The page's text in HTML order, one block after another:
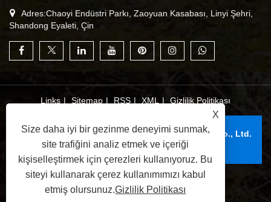
Adres:Chaoyi Endüstri Parkı, Zaoyuan Kasabası, Linyi Şehri,
Shandong Eyaleti, Çin
Links | Sitemap | RSS | XML | Gizlilik Politikası
Telif Hakkı © 2025 Linyi Jincang Plastik Ürünler Co., Ltd.
Tüm Hakları Saklıdır.
X
Size daha iyi bir gezinme deneyimi sunmak,
site trafiğini analiz etmek ve içeriği
kişiselleştirmek için çerezleri kullanıyoruz. Bu
siteyi kullanarak çerez kullanımımızı kabul
etmiş olursunuz.Gizlilik Politikası